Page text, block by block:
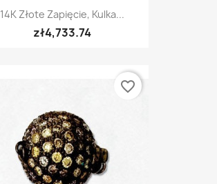
14K Złote Zapięcie, Kulka...
zł4,733.74
favorite_border